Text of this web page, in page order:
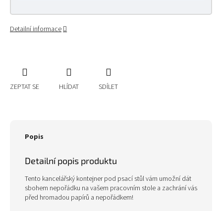
Detailní informace
ZEPTAT SE HLÍDAT SDÍLET
Popis
Detailní popis produktu
Tento kancelářský kontejner pod psací stůl vám umožní dát
sbohem nepořádku na vašem pracovním stole a zachrání vás
před hromadou papírů a nepořádkem!